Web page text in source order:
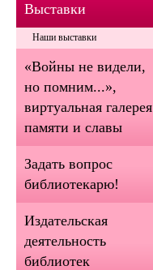
Выставки
Наши выставки
«Войны не видели,
но помним...»,
виртуальная галерея
памяти и славы
Задать вопрос
библиотекарю!
Издательская
деятельность
библиотек